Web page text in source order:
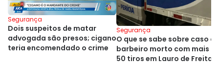
Segurança
Dois suspeitos de matar
advogada são presos; cigano
teria encomendado o crime
Segurança
O que se sabe sobre caso de
barbeiro morto com mais
50 tiros em Lauro de Freitas